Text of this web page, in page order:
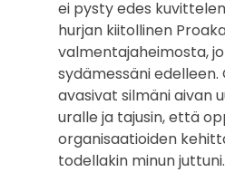
ei pysty edes
hurjan kiitollinen
valmentajaheimosta,
sydämessäni edelleen.
avasivat silmäni aivan
uralle ja tajusin, että
organisaatioiden
todellakin minun juttuni.